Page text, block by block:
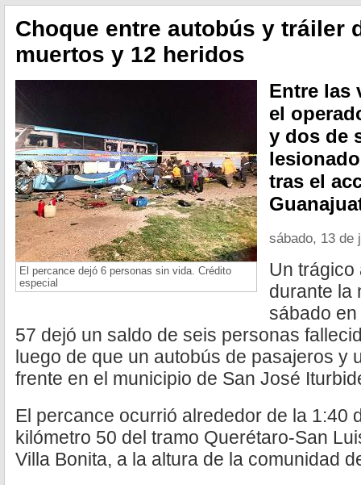
Choque entre autobús y tráiler
muertos y 12 heridos
El percance dejó 6 personas sin vida. Crédito
especial
Entre las
el
y dos de
tras el
sábado, 13 de
Un trágico
durante la
sábado
57 dejó un saldo de seis personas
luego de que un autobús de pasajeros y
frente en el municipio de San José
El percance ocurrió alrededor de la 1:40
kilómetro 50 del tramo Querétaro-San
Villa Bonita, a la altura de la comunidad